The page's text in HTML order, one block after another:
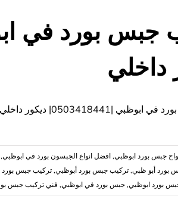
داخلي
داخلي نحن افضل شركة تركيب جبس بورد بابوظبي
جبس بورد ابوظبي, افضل انواع الجبسون بورد في ابوظبي,
بورد أبو ظبي, تركيب جبس بورد أبوظبي, تركيب جبس بورد
بورد ابوظبي, جبس بورد في ابوظبي, فني تركيب جبس